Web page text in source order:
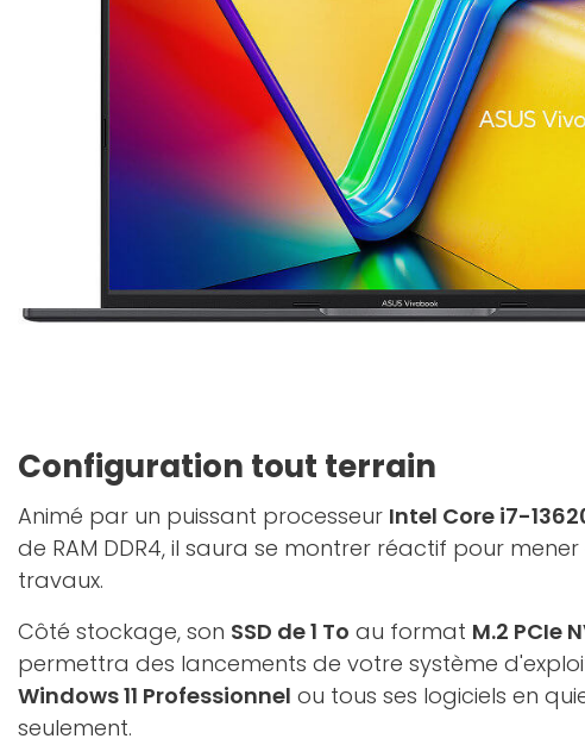
Configuration tout terrain
Animé par un puissant processeur Intel Core i7-
de RAM DDR4, il saura se montrer réactif pour
travaux.
Côté stockage, son SSD de 1 To au format M.2 PCIe
permettra des lancements de votre système
Windows 11 Professionnel ou tous ses logiciels en
seulement.